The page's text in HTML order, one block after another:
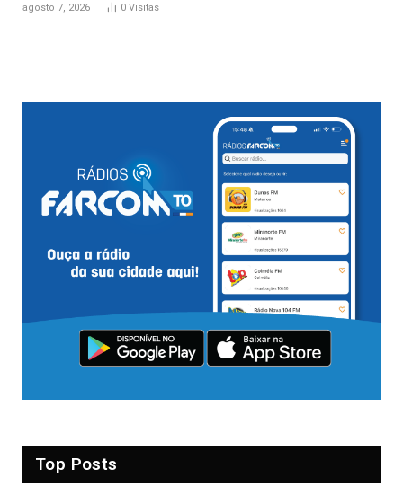
agosto 7, 2026 0 Visitas
Top Posts